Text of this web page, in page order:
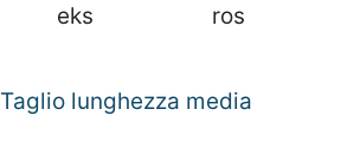
eks
ros
Taglio lunghezza media